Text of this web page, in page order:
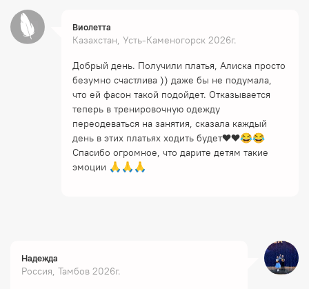
Виолетта
Казахстан, Усть-Каменогорск 2026г.
Добрый день. Получили платья, Алиска просто
безумно счастлива )) даже бы не подумала,
что ей фасон такой подойдет. Отказывается
теперь в тренировочную одежду
переодеваться на занятия, сказала каждый
день в этих платьях ходить будет❤️❤️😂😂
Спасибо огромное, что дарите детям такие
эмоции 🙏🙏🙏
Надежда
Россия, Тамбов 2026г.